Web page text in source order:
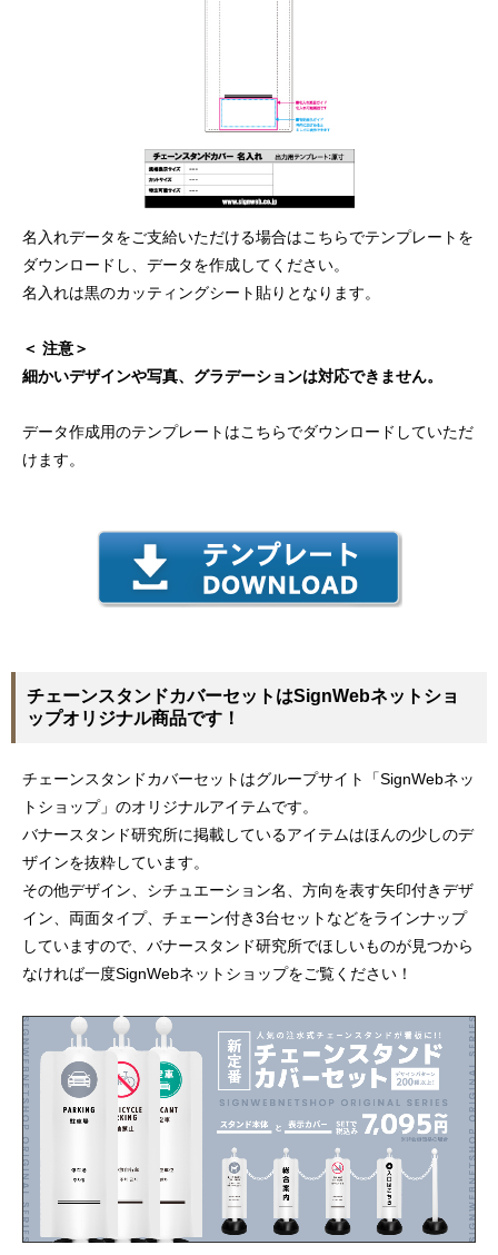
名入れデータをご支給いただける場合はこちらでテンプレートを
ダウンロードし、データを作成してください。
名入れは黒のカッティングシート貼りとなります。
＜ 注意＞
細かいデザインや写真、グラデーションは対応できません。
データ作成用のテンプレートはこちらでダウンロードしていただ
けます。
チェーンスタンドカバーセットはSignWebネットショ
ップオリジナル商品です！
チェーンスタンドカバーセットはグループサイト「SignWebネッ
トショップ」のオリジナルアイテムです。
バナースタンド研究所に掲載しているアイテムはほんの少しのデ
ザインを抜粋しています。
その他デザイン、シチュエーション名、方向を表す矢印付きデザ
イン、両面タイプ、チェーン付き3台セットなどをラインナップ
していますので、バナースタンド研究所でほしいものが見つから
なければ一度SignWebネットショップをご覧ください！